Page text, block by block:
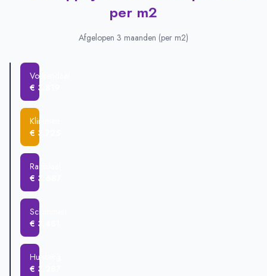
Plaats
Gemiddelde verkoopprijs
€ 466.194
€ 452.500
Wijnandsrade
Schimmert
Ransdaal
Heerlen
per m2
Afgelopen 3 maanden (per m2)
Voerendaal
€ 3.819
Klimmen
€ 3.725
Ransdaal
€ 3.687
Schimmert
€ 3.481
Hulsberg
€ 3.287